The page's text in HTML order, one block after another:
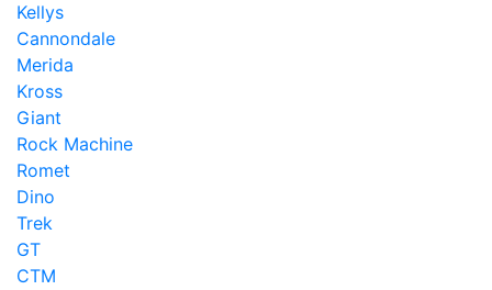
Kellys
Cannondale
Merida
Kross
Giant
Rock Machine
Romet
Dino
Trek
GT
CTM